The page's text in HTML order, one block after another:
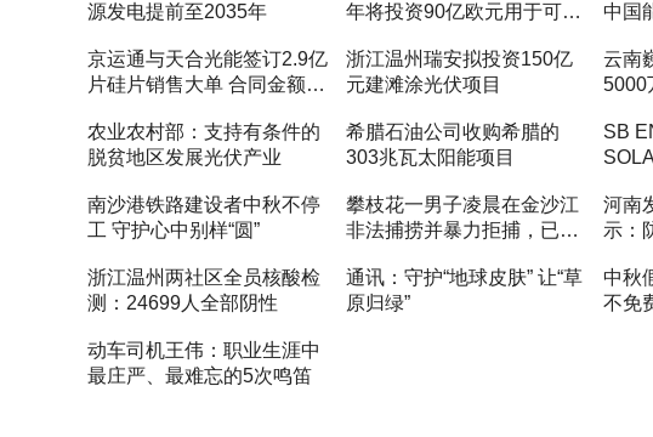
源发电提前至2035年
年将投资90亿欧元用于可再
中国
京运通与天合光能签订2.9亿
片硅片销售大单 合同金额
浙江温州瑞安拟投资150亿
元建滩涂光伏项目
云南
5000
农业农村部：支持有条件的
脱贫地区发展光伏产业
希腊石油公司收购希腊的
303兆瓦太阳能项目
SB
南沙港铁路建设者中秋不停
工 守护心中别样“圆”
攀枝花一男子凌晨在金沙江
非法捕捞并暴力拒捕，已被
河南
示：
浙江温州两社区全员核酸检
测：24699人全部阴性
通讯：守护“地球皮肤” 让“草
原归绿”
中秋
不免
动车司机王伟：职业生涯中
最庄严、最难忘的5次鸣笛